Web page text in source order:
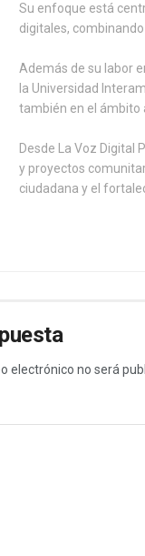
Su enfoque está
digitales,
Además de su labor
la Universidad
también en el ámbito
Desde La Voz Digital
y proyectos
ciudadana y el
electrónico no será